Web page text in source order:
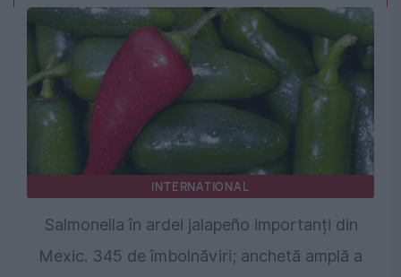
INTERNATIONAL
Salmonella în ardei jalapeño importanți din
Mexic. 345 de îmbolnăviri; anchetă amplă a